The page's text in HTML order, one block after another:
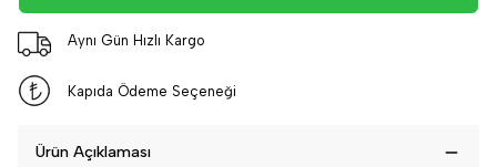
Aynı Gün Hızlı Kargo
Kapıda Ödeme Seçeneği
Ürün Açıklaması